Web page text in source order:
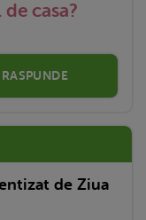
casa?
RASPUNDE
de Ziua